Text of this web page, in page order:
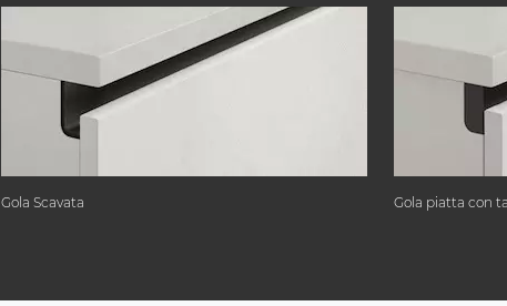
Gola Scavata Gola piatta con